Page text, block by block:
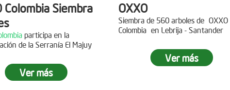
a Copa Airlines por apoyar la
del Páramo Aguas Vivas!
Descripción
DINISSANpor plantar 400
Colombia Siembra
participa en la
de la Serranía El Majuy
Ver más
OXXO
Siembra de 560 arboles de OXXO
Colombia en Lebrija - Santander
Ver más